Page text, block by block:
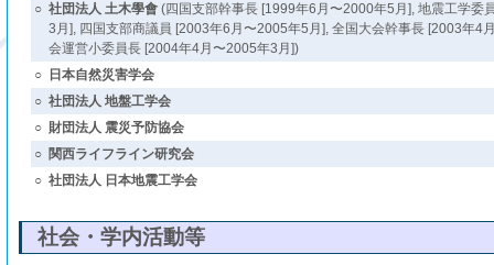
○ 社団法人 土木學會(四国支部幹事長 [1999年6月〜2000年5月], 地震工学委
3月], 四国支部商議員 [2003年6月〜2005年5月], 全国大会幹事長 [2003年4
会運営小委員長 [2004年4月〜2005年3月])
○
日本自然災害学会
○ 社団法人 地盤工学会
○ 財団法人 震災予防協会
○ 関西ライフライン研究会
○ 社団法人 日本地震工学会
社会・学内活動等